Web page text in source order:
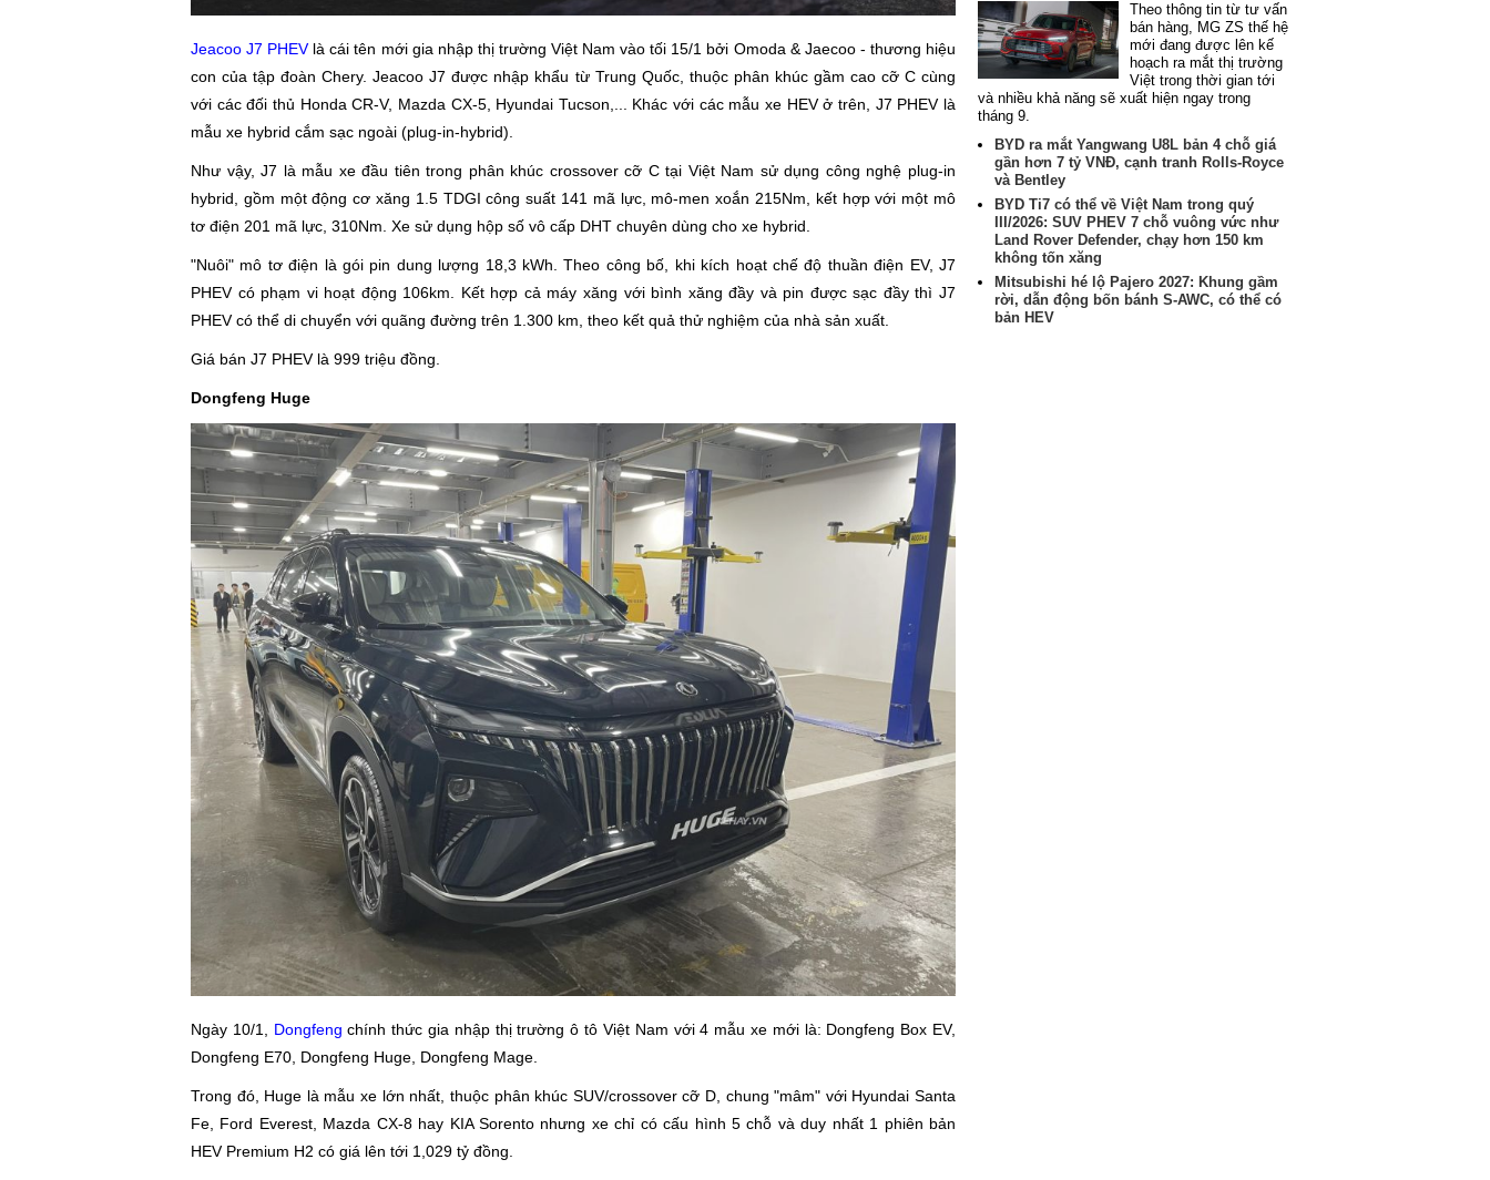
Jeacoo J7 PHEV là cái tên mới gia nhập thị trường Việt Nam vào tối 15/1 bởi Omoda & Jaecoo - thương hiệu
con của tập đoàn Chery. Jeacoo J7 được nhập khẩu từ Trung Quốc, thuộc phân khúc gầm cao cỡ C cùng
với các đối thủ Honda CR-V, Mazda CX-5, Hyundai Tucson,... Khác với các mẫu xe HEV ở trên, J7 PHEV là
mẫu xe hybrid cắm sạc ngoài (plug-in-hybrid).
Như vậy, J7 là mẫu xe đầu tiên trong phân khúc crossover cỡ C tại Việt Nam sử dụng công nghệ plug-in
hybrid, gồm một động cơ xăng 1.5 TDGI công suất 141 mã lực, mô-men xoắn 215Nm, kết hợp với một mô
tơ điện 201 mã lực, 310Nm. Xe sử dụng hộp số vô cấp DHT chuyên dùng cho xe hybrid.
"Nuôi" mô tơ điện là gói pin dung lượng 18,3 kWh. Theo công bố, khi kích hoạt chế độ thuần điện EV, J7
PHEV có phạm vi hoạt động 106km. Kết hợp cả máy xăng với bình xăng đầy và pin được sạc đầy thì J7
PHEV có thể di chuyển với quãng đường trên 1.300 km, theo kết quả thử nghiệm của nhà sản xuất.
Giá bán J7 PHEV là 999 triệu đồng.
Dongfeng Huge
Ngày 10/1, Dongfengchính thức gia nhập thị trường ô tô Việt Nam với 4 mẫu xe mới là: Dongfeng Box EV,
Dongfeng E70, Dongfeng Huge, Dongfeng Mage.
Trong đó, Huge là mẫu xe lớn nhất, thuộc phân khúc SUV/crossover cỡ D, chung "mâm" với Hyundai Santa
Fe, Ford Everest, Mazda CX-8 hay KIA Sorento nhưng xe chỉ có cấu hình 5 chỗ và duy nhất 1 phiên bản
HEV Premium H2 có giá lên tới 1,029 tỷ đồng.
Theo thông tin từ tư vấn
bán hàng, MG ZS thế hệ
mới đang được lên kế
hoạch ra mắt thị trường
Việt trong thời gian tới
và nhiều khả năng sẽ xuất hiện ngay trong
tháng 9.
BYD ra mắt Yangwang U8L bản 4 chỗ giá
gần hơn 7 tỷ VNĐ, cạnh tranh Rolls-Royce
và Bentley
BYD Ti7 có thể về Việt Nam trong quý
III/2026: SUV PHEV 7 chỗ vuông vức như
Land Rover Defender, chạy hơn 150 km
không tốn xăng
Mitsubishi hé lộ Pajero 2027: Khung gầm
rời, dẫn động bốn bánh S-AWC, có thể có
bản HEV